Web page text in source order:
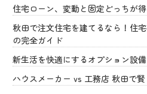
住宅ローン、変動と固定どっちが
秋田で注文住宅を建てるなら！住
の完全ガイド
新生活を快適にするオプション設備
ハウスメーカー vs 工務店 秋田で